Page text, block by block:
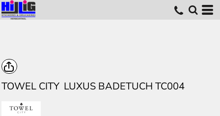
TOWEL CITY LUXUS BADETUCH TC004